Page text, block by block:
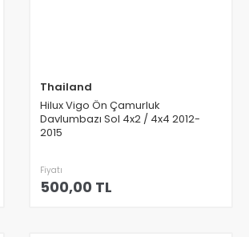
Thailand
Hilux Vigo Ön Çamurluk
Davlumbazı Sol 4x2 / 4x4 2012-
2015
Fiyatı
500,00 TL